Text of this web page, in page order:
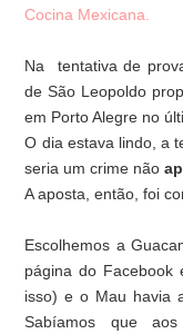
Cocina Mexicana.
Na tentativa de
de São Leopoldo
em Porto Alegre no
O dia estava lindo, a
seria um crime não
A aposta, então, foi
Escolhemos a
página do Facebook
isso) e o Mau havia
Sabíamos que